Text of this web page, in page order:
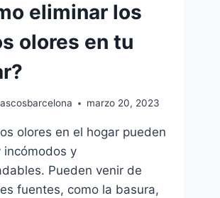
eliminar los
olores en tu
marzo 20, 2023
olores en el hogar pueden
incómodos y
Pueden venir de
fuentes, como la basura,